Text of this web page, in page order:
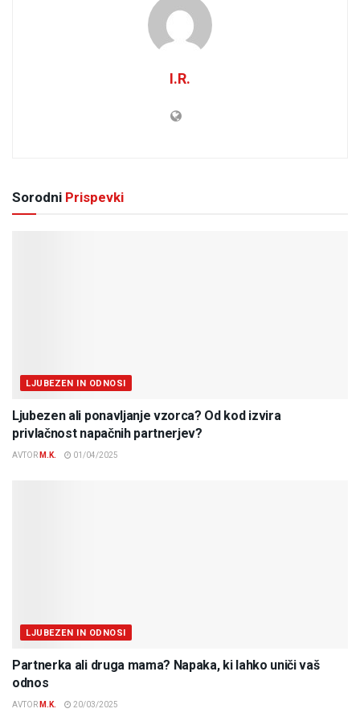
I.R.
Sorodni Prispevki
LJUBEZEN IN ODNOSI
Ljubezen ali ponavljanje vzorca? Od kod izvira
privlačnost napačnih partnerjev?
AVTOR M.K. 01/04/2025
LJUBEZEN IN ODNOSI
Partnerka ali druga mama? Napaka, ki lahko uniči vaš
odnos
AVTOR M.K. 20/03/2025